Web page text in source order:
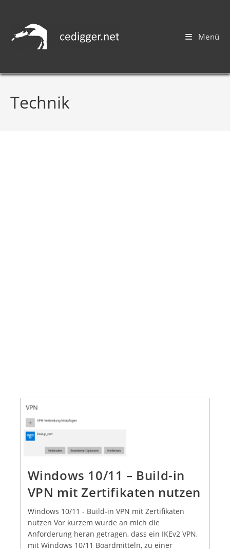
Menü
Technik
Windows 10/11 – Build-in
VPN mit Zertifikaten nutzen
Windows 10/11 - Build-in VPN mit Zertifikaten
nutzen Vor kurzem wurde an mich die
Anforderung heran getragen, dass ein IKEv2 VPN,
mit Windows 10/11 Boardmitteln, zu einer